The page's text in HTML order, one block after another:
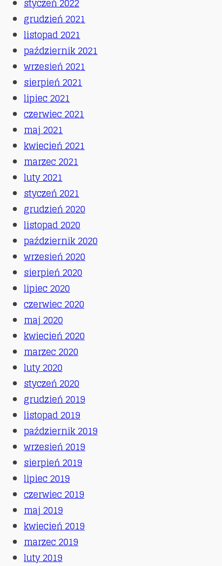
grudzień 2021
listopad 2021
październik 2021
wrzesień 2021
sierpień 2021
lipiec 2021
czerwiec 2021
maj 2021
kwiecień 2021
marzec 2021
luty 2021
styczeń 2021
grudzień 2020
listopad 2020
październik 2020
wrzesień 2020
sierpień 2020
lipiec 2020
czerwiec 2020
maj 2020
kwiecień 2020
marzec 2020
luty 2020
styczeń 2020
grudzień 2019
listopad 2019
październik 2019
wrzesień 2019
sierpień 2019
lipiec 2019
czerwiec 2019
maj 2019
kwiecień 2019
marzec 2019
luty 2019